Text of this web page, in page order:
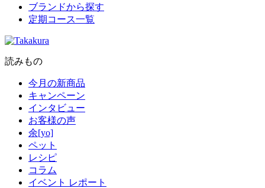
ブランドから探す
定期コース一覧
読みもの
今月の新商品
キャンペーン
インタビュー
お客様の声
余[yo]
ペット
レシピ
コラム
イベント レポート